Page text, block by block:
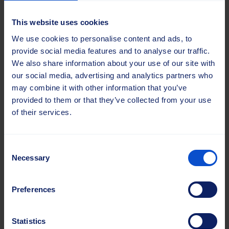
This website uses cookies
We use cookies to personalise content and ads, to
provide social media features and to analyse our traffic.
We also share information about your use of our site with
our social media, advertising and analytics partners who
may combine it with other information that you’ve
provided to them or that they’ve collected from your use
of their services.
Selection
Necessary
Preferences
Statistics
Bedarf.